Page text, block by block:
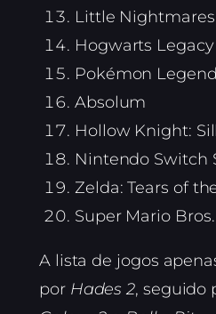
Little Nightmares
Hogwarts Legacy
Pokémon
Absolum
Hollow Knight:
Nintendo Switch
Zelda: Tears of
Super Mario
A lista de jogos
por Hades 2, seguido